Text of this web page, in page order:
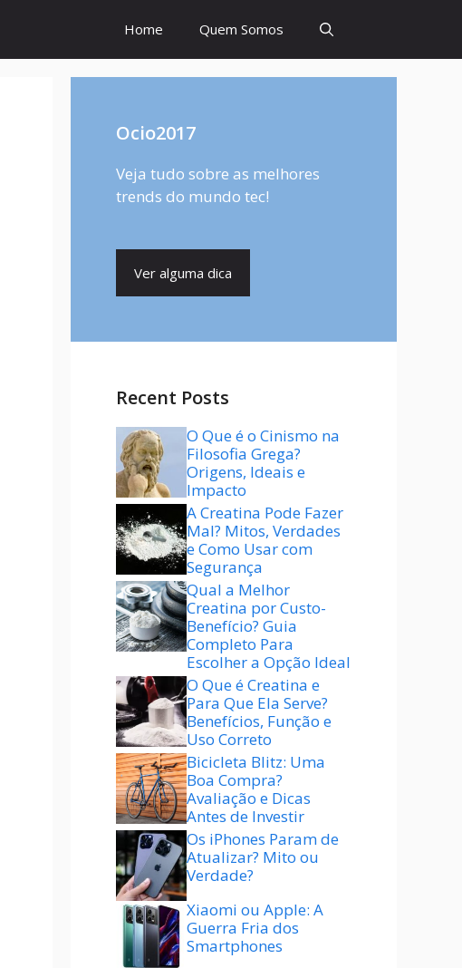
Home Quem Somos
Ocio2017
Veja tudo sobre as melhores
trends do mundo tec!
Ver alguma dica
Recent Posts
O Que é o Cinismo na
Filosofia Grega?
Origens, Ideais e
Impacto
A Creatina Pode Fazer
Mal? Mitos, Verdades
e Como Usar com
Segurança
Qual a Melhor
Creatina por Custo-
Benefício? Guia
Completo Para
Escolher a Opção Ideal
O Que é Creatina e
Para Que Ela Serve?
Benefícios, Função e
Uso Correto
Bicicleta Blitz: Uma
Boa Compra?
Avaliação e Dicas
Antes de Investir
Os iPhones Param de
Atualizar? Mito ou
Verdade?
Xiaomi ou Apple: A
Guerra Fria dos
Smartphones